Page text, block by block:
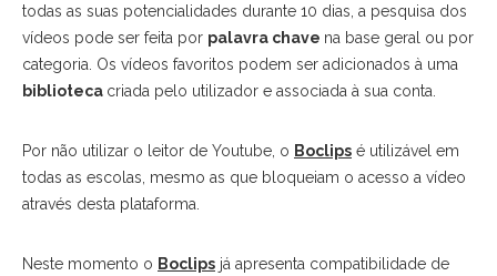
todas as suas potencialidades durante 10 dias, a pesquisa dos
vídeos pode ser feita por palavra chave na base geral ou por
categoria. Os vídeos favoritos podem ser adicionados à uma
biblioteca criada pelo utilizador e associada à sua conta.
Por não utilizar o leitor de Youtube, o Boclips é utilizável em
todas as escolas, mesmo as que bloqueiam o acesso a vídeo
através desta plataforma.
Neste momento o Boclips já apresenta compatibilidade de